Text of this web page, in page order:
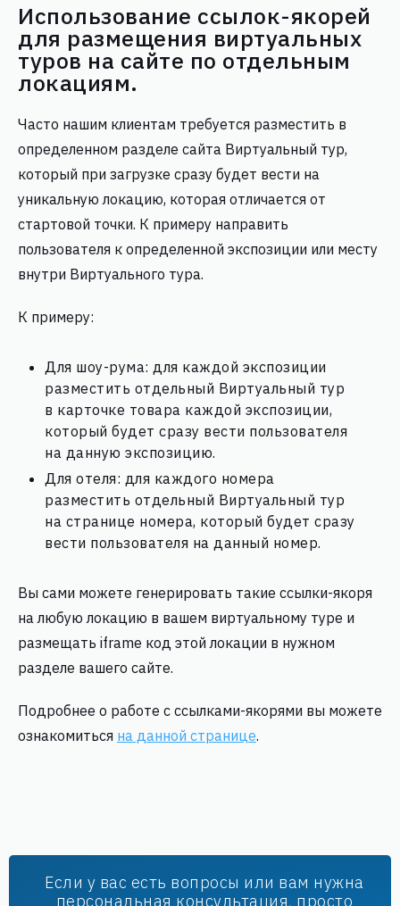
Использование ссылок-якорей
для размещения виртуальных
туров на сайте по отдельным
локациям.
Часто нашим клиентам требуется разместить в
определенном разделе сайта Виртуальный тур,
который при загрузке сразу будет вести на
уникальную локацию, которая отличается от
стартовой точки. К примеру направить
пользователя к определенной экспозиции или месту
внутри Виртуального тура.
К примеру:
Для шоу-рума: для каждой экспозиции
разместить отдельный Виртуальный тур
в карточке товара каждой экспозиции,
который будет сразу вести пользователя
на данную экспозицию.
Для отеля: для каждого номера
разместить отдельный Виртуальный тур
на странице номера, который будет сразу
вести пользователя на данный номер.
Вы сами можете генерировать такие ссылки-якоря
на любую локацию в вашем виртуальному туре и
размещать iframe код этой локации в нужном
разделе вашего сайте.
Подробнее о работе с ссылками-якорями вы можете
ознакомиться на данной странице.
Если у вас есть вопросы или вам нужна
персональная консультация, просто